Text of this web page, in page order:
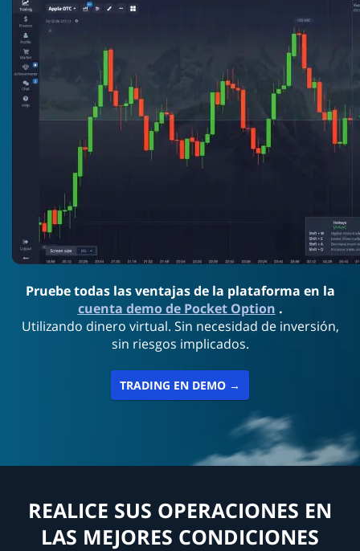
Pruebe todas las ventajas de la plataforma en la
cuenta demo de Pocket Option .
Utilizando dinero virtual. Sin necesidad de inversión,
sin riesgos implicados.
TRADING EN DEMO →
REALICE SUS OPERACIONES EN
LAS MEJORES CONDICIONES